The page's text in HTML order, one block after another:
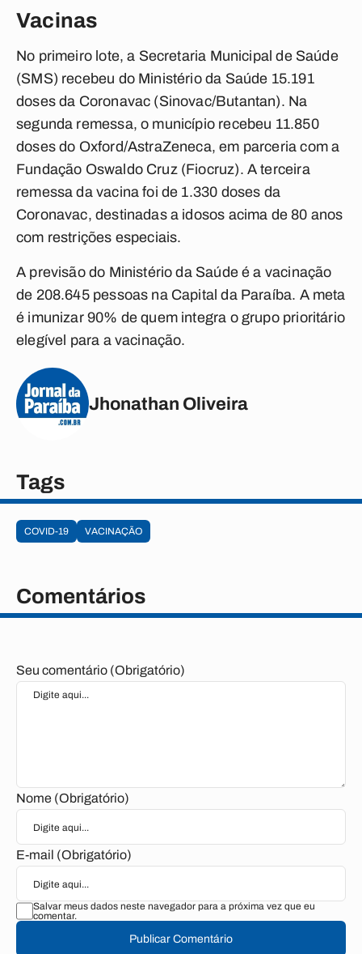
Vacinas
No primeiro lote, a Secretaria Municipal de Saúde
(SMS) recebeu do Ministério da Saúde 15.191
doses da Coronavac (Sinovac/Butantan). Na
segunda remessa, o município recebeu 11.850
doses do Oxford/AstraZeneca, em parceria com a
Fundação Oswaldo Cruz (Fiocruz). A terceira
remessa da vacina foi de 1.330 doses da
Coronavac, destinadas a idosos acima de 80 anos
com restrições especiais.
A previsão do Ministério da Saúde é a vacinação
de 208.645 pessoas na Capital da Paraíba. A meta
é imunizar 90% de quem integra o grupo prioritário
elegível para a vacinação.
Jhonathan Oliveira
Tags
COVID-19 VACINAÇÃO
Comentários
Seu comentário (Obrigatório)
Nome (Obrigatório)
E-mail (Obrigatório)
Salvar meus dados neste navegador para a próxima vez que eu
comentar.
Publicar Comentário